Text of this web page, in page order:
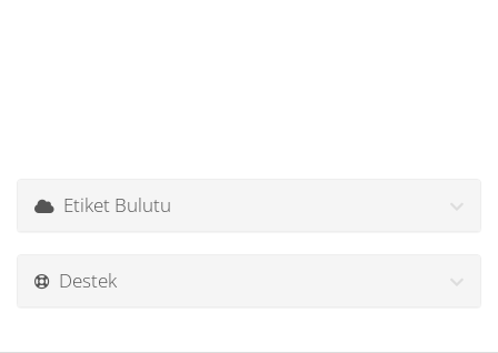
Etiket Bulutu
Destek